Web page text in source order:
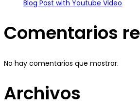
Blog Post with Youtube Video
Comentarios
No hay comentarios que mostrar.
Archivos